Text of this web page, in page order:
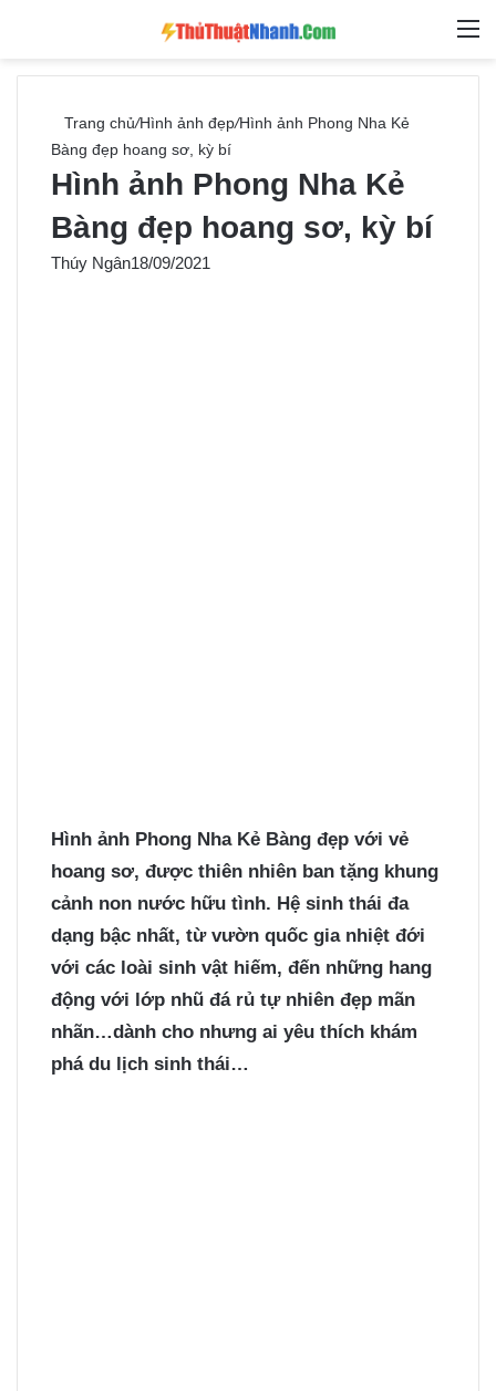
Tìm
Trang chủ/Hình ảnh đẹp/Hình ảnh Phong Nha Kẻ
Bàng đẹp hoang sơ, kỳ bí
Hình ảnh Phong Nha Kẻ
Bàng đẹp hoang sơ, kỳ bí
Thúy Ngân18/09/2021
Hình ảnh Phong Nha Kẻ Bàng đẹp với vẻ
hoang sơ, được thiên nhiên ban tặng khung
cảnh non nước hữu tình. Hệ sinh thái đa
dạng bậc nhất, từ vườn quốc gia nhiệt đới
với các loài sinh vật hiếm, đến những hang
động với lớp nhũ đá rủ tự nhiên đẹp mãn
nhãn…dành cho nhưng ai yêu thích khám
phá du lịch sinh thái…